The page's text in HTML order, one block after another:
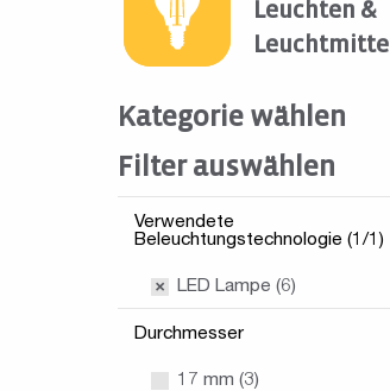
Leuchten &
Leuchtmittel
Kategorie wählen
Filter auswählen
Verwendete
Beleuchtungstechnologie (1/1)
LED Lampe (6)
Durchmesser
17 mm (3)